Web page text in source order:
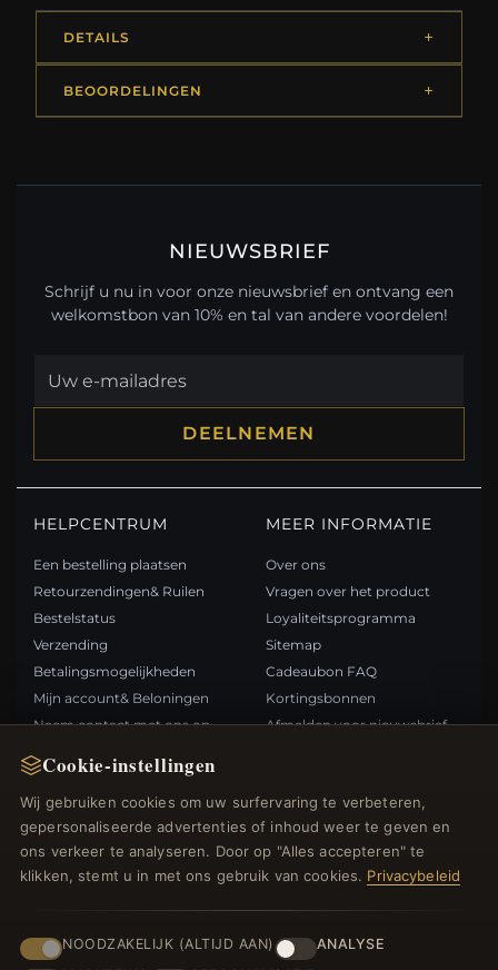
Cookie-instellingen
Wij gebruiken cookies om uw surfervaring te verbeteren,
gepersonaliseerde advertenties of inhoud weer te geven en
ons verkeer te analyseren. Door op "Alles accepteren" te
klikken, stemt u in met ons gebruik van cookies. Privacybeleid
NOODZAKELIJK (ALTIJD AAN)
ANALYSE
DETAILS
BEOORDELINGEN
NIEUWSBRIEF
Schrijf u nu in voor onze nieuwsbrief en ontvang een
welkomstbon van 10% en tal van andere voordelen!
DEELNEMEN
HELPCENTRUM
Een bestelling plaatsen
Retourzendingen& Ruilen
Bestelstatus
Verzending
Betalingsmogelijkheden
Mijn account& Beloningen
Neem contact met ons op
MEER INFORMATIE
Over ons
Vragen over het product
Loyaliteitsprogramma
Sitemap
Cadeaubon FAQ
Kortingsbonnen
Afmelden voor nieuwsbrief
Nieuwe producten
Specials
Blog
Inloggen
BETAALMETHODEN